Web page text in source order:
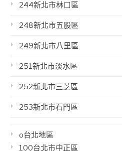
244新北市林口區
248新北市五股區
249新北市八里區
251新北市淡水區
252新北市三芝區
253新北市石門區
o台北地區
100台北市中正區